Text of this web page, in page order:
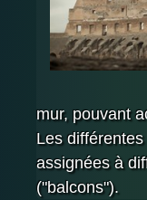
mur, pouvant
Les
assignées à
("balcons").